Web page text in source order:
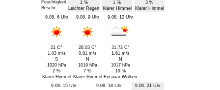
Feuchtigkeit
Beschr.
1 %
Leichter Regen
1 %
Klarer Himmel
3 %
Klarer Himmel
9.08. 6 Uhr
21 C°
1.03 m/s
S
1020 hPa
2 %
Klarer Himmel
9.08. 9 Uhr
28.03 C°
0.81 m/s
N
1019 hPa
7 %
Klarer Himmel
9.08. 12 Uhr
31.72 C°
1.61 m/s
N
1017 hPa
19 %
Ein paar Wolken
9.08. 15 Uhr
9.08. 18 Uhr 9.08. 21 Uhr